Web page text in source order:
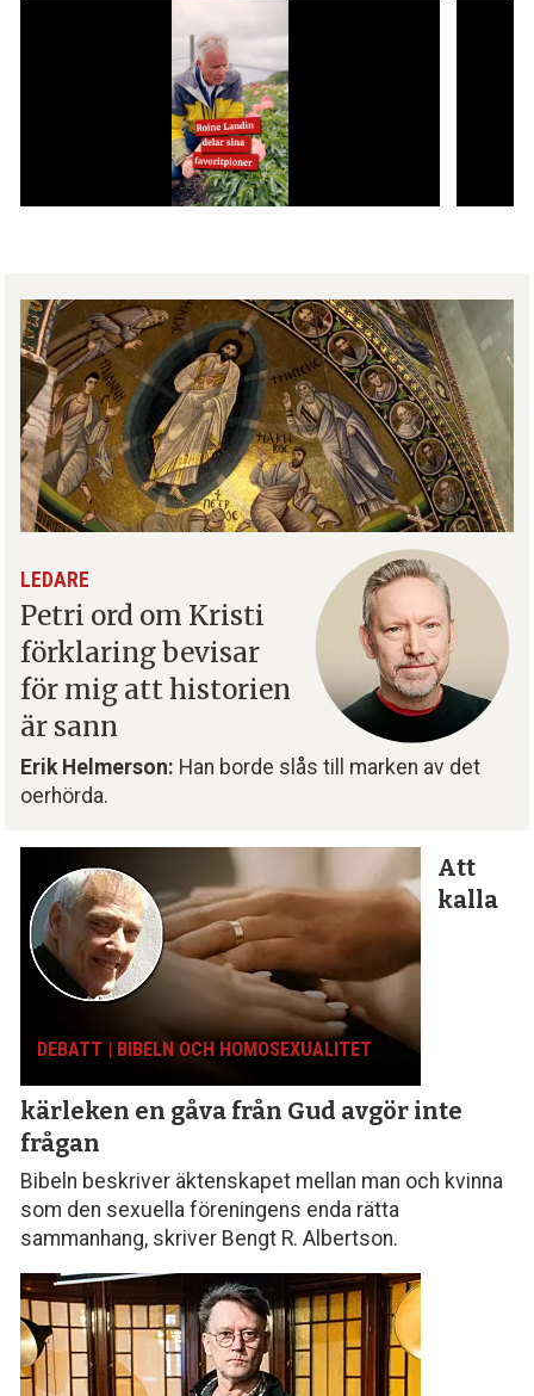
LEDARE
Petri ord om Kristi
förklaring bevisar
för mig att historien
är sann
Erik Helmerson: Han borde slås till marken av det
oerhörda.
DEBATT | BIBELN OCH HOMOSEXUALITET
Att
kalla
kärleken en gåva från Gud avgör inte
frågan
Bibeln beskriver äktenskapet mellan man och kvinna
som den sexuella föreningens enda rätta
sammanhang, skriver Bengt R. Albertson.